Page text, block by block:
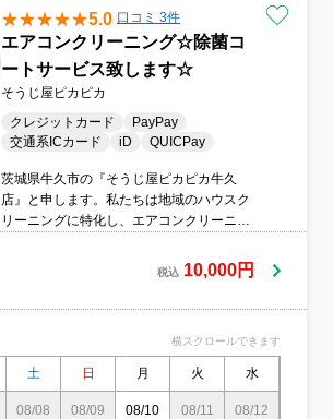
5.0 口コミ 3件
エアコンクリーニング☆除菌コ
ートサービス致します☆
そうじ屋ピカピカ
クレジットカード
PayPay
交通系ICカード
iD QUICPay
茨城県牛久市の『そうじ屋ピカピカ牛久
店』と申します。私たちは地域のハウスク
リーニングに特化し、エアコンクリーニン
に対応しております。ハウスクリーニング
の豊富な経験を持ち、エアコン内部の隅々
対応するため、最新のクリーニング技術を
用いて、お客様のエアコンをピカピカでキ
環境を整えるためには、清潔なエアコンが
税込 10,000円
横スクロールできます
土 日 月 火 水
08/08
08/09
08/10
08/11
08/12